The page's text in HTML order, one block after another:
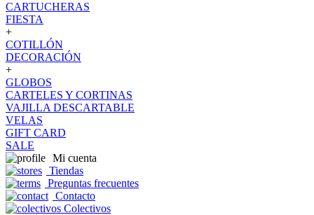
CARTUCHERAS
FIESTA
+
COTILLÓN
DECORACIÓN
+
GLOBOS
CARTELES Y CORTINAS
VAJILLA DESCARTABLE
VELAS
GIFT CARD
SALE
Mi cuenta
Tiendas
Preguntas frecuentes
Contacto
Colectivos